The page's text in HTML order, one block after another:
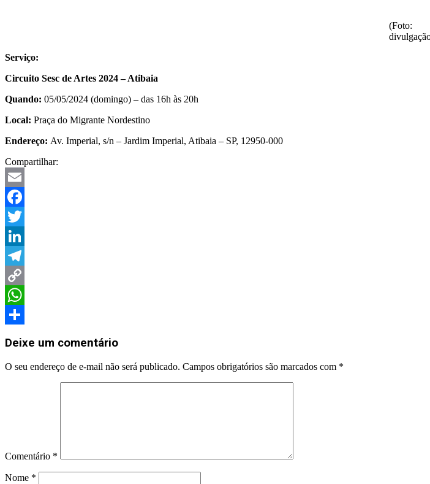
(Foto:
Serviço:
Circuito Sesc de Artes 2024 – Atibaia
Quando: 05/05/2024 (domingo) – das 16h às 20h
Local: Praça do Migrante Nordestino
Endereço: Av. Imperial, s/n – Jardim Imperial, Atibaia – SP, 12950-000
Compartilhar:
Email
Facebook
Twitter
LinkedIn
Telegram
Copy
Link
WhatsApp
Deixe um comentário
O seu endereço de e-mail não será publicado. Campos obrigatórios são marcados com *
Comentário *
Nome *